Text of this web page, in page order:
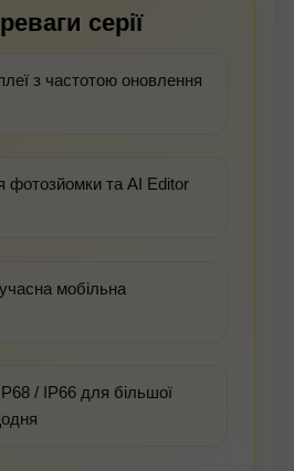
серії
з частотою оновлення
фотозйомки та AI Editor
мобільна
/ IP66 для більшої